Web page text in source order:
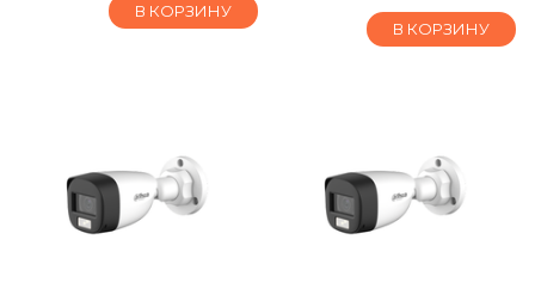
В КОРЗИНУ
В КОРЗИНУ